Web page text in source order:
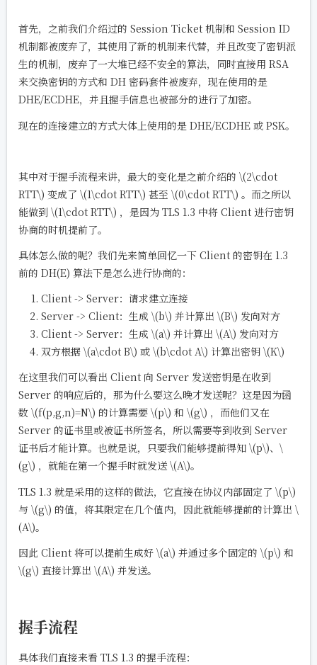
首先，之前我们介绍过的 Session Ticket 机制和 Session ID
机制都被废弃了，其使用了新的机制来代替，并且改变了密钥派
生的机制，废弃了一大堆已经不安全的算法，同时直接用 RSA
来交换密钥的方式和 DH 密码套件被废弃，现在使用的是
DHE/ECDHE，并且握手信息也被部分的进行了加密。
现在的连接建立的方式大体上使用的是 DHE/ECDHE 或 PSK。
其中对于握手流程来讲，最大的变化是之前介绍的 \(2\cdot
RTT\) 变成了 \(1\cdot RTT\) 甚至 \(0\cdot RTT\) 。而之所以
能做到 \(1\cdot RTT\) ，是因为 TLS 1.3 中将 Client 进行密钥
协商的时机提前了。
具体怎么做的呢？我们先来简单回忆一下 Client 的密钥在 1.3
前的 DH(E) 算法下是怎么进行协商的：
Client -> Server：请求建立连接
Server -> Client：生成 \(b\) 并计算出 \(B\) 发向对方
Client -> Server：生成 \(a\) 并计算出 \(A\) 发向对方
双方根据 \(a\cdot B\) 或 \(b\cdot A\) 计算出密钥 \(K\)
在这里我们可以看出 Client 向 Server 发送密钥是在收到
Server 的响应后的，那为什么要这么晚才发送呢？这是因为函
数 \(f(p,g,n)=N\) 的计算需要 \(p\) 和 \(g\) ，而他们又在
Server 的证书里或被证书所签名，所以需要等到收到 Server
证书后才能计算。也就是说，只要我们能够提前得知 \(p\)、 \
(g\) ，就能在第一个握手时就发送 \(A\)。
TLS 1.3 就是采用的这样的做法，它直接在协议内部固定了 \(p\)
与 \(g\) 的值，将其限定在几个值内，因此就能够提前的计算出 \
(A\)。
因此 Client 将可以提前生成好 \(a\) 并通过多个固定的 \(p\) 和
\(g\) 直接计算出 \(A\) 并发送。
握手流程
具体我们直接来看 TLS 1.3 的握手流程：